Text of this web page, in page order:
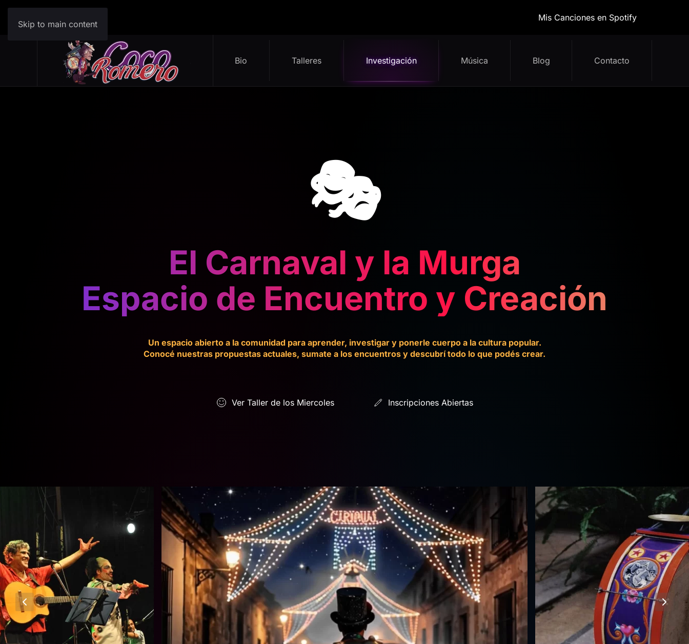
Skip to main content
Mis Canciones en Spotify
Bio Talleres Investigación Música Blog Contacto
🎭
El Carnaval y la Murga
Espacio de Encuentro y Creación
Un espacio abierto a la comunidad para aprender, investigar y ponerle cuerpo a la cultura popular.
Conocé nuestras propuestas actuales, sumate a los encuentros y descubrí todo lo que podés crear.
Ver Taller de los Miercoles Inscripciones Abiertas